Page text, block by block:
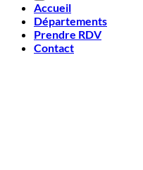
Accueil
Départements
Prendre RDV
Contact